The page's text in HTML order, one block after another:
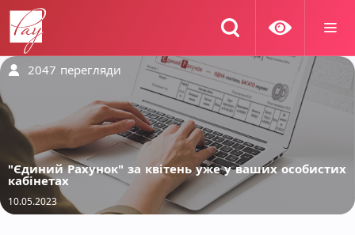
2047 перегляди
"Єдиний Рахунок" за квітень уже у ваших особистих
кабінетах
10.05.2023